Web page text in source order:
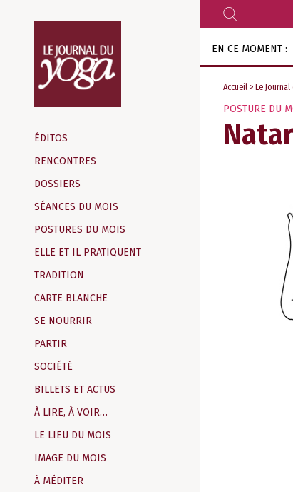
d‘information
indépendant
ÉDITOS
RENCONTRES
DOSSIERS
SÉANCES DU MOIS
POSTURES DU MOIS
ELLE ET IL PRATIQUENT
TRADITION
CARTE BLANCHE
SE NOURRIR
PARTIR
SOCIÉTÉ
BILLETS ET ACTUS
À LIRE, À VOIR…
LE LIEU DU MOIS
IMAGE DU MOIS
À MÉDITER
RECHERCHER
EN CE MOMENT :
Accueil > Le
POSTURE DU